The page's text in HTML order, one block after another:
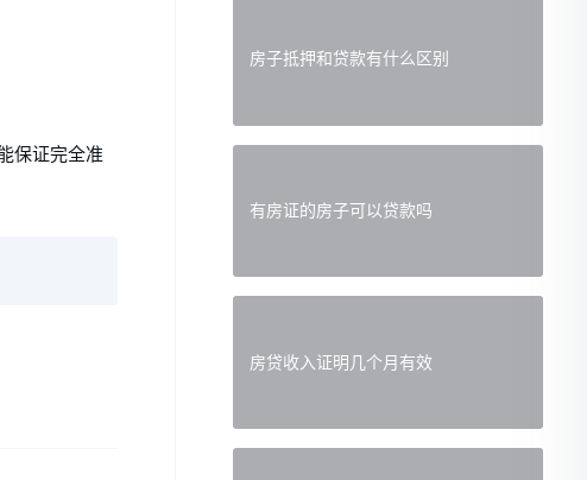
保证完全准
房子抵押和贷款有什么区别
有房证的房子可以贷款吗
房贷收入证明几个月有效